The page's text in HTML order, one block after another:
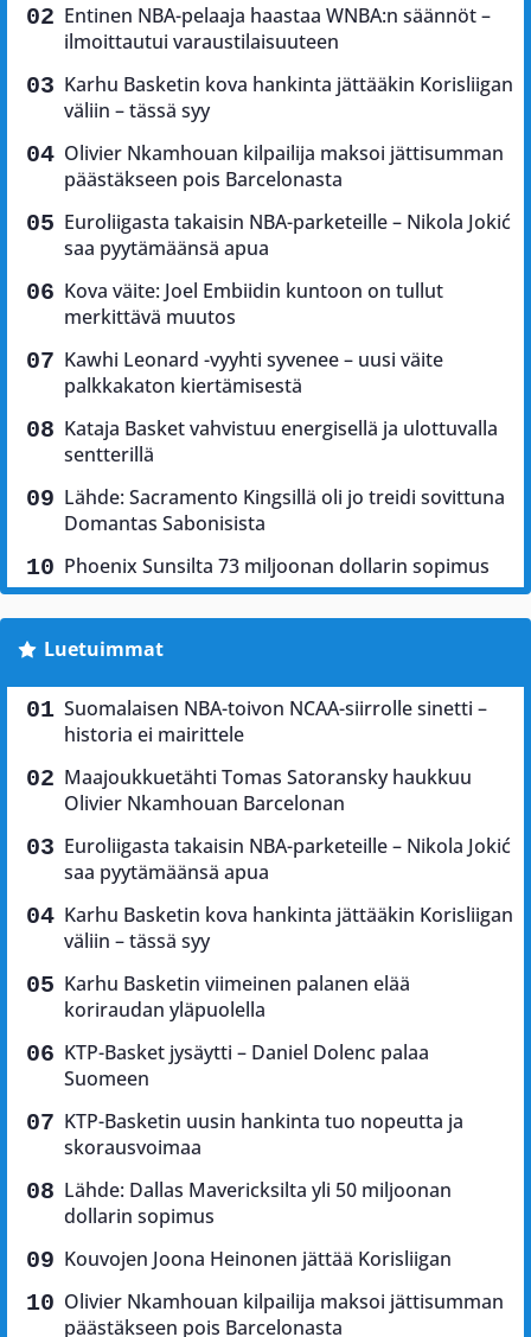
Entinen NBA-pelaaja haastaa WNBA:n säännöt –
ilmoittautui varaustilaisuuteen
Karhu Basketin kova hankinta jättääkin Korisliigan
väliin – tässä syy
Olivier Nkamhouan kilpailija maksoi jättisumman
päästäkseen pois Barcelonasta
Euroliigasta takaisin NBA-parketeille – Nikola Jokić
saa pyytämäänsä apua
Kova väite: Joel Embiidin kuntoon on tullut
merkittävä muutos
Kawhi Leonard -vyyhti syvenee – uusi väite
palkkakaton kiertämisestä
Kataja Basket vahvistuu energisellä ja ulottuvalla
sentterillä
Lähde: Sacramento Kingsillä oli jo treidi sovittuna
Domantas Sabonisista
Phoenix Sunsilta 73 miljoonan dollarin sopimus
Luetuimmat
Suomalaisen NBA-toivon NCAA-siirrolle sinetti –
historia ei mairittele
Maajoukkuetähti Tomas Satoransky haukkuu
Olivier Nkamhouan Barcelonan
Euroliigasta takaisin NBA-parketeille – Nikola Jokić
saa pyytämäänsä apua
Karhu Basketin kova hankinta jättääkin Korisliigan
väliin – tässä syy
Karhu Basketin viimeinen palanen elää
koriraudan yläpuolella
KTP-Basket jysäytti – Daniel Dolenc palaa
Suomeen
KTP-Basketin uusin hankinta tuo nopeutta ja
skorausvoimaa
Lähde: Dallas Mavericksilta yli 50 miljoonan
dollarin sopimus
Kouvojen Joona Heinonen jättää Korisliigan
Olivier Nkamhouan kilpailija maksoi jättisumman
päästäkseen pois Barcelonasta